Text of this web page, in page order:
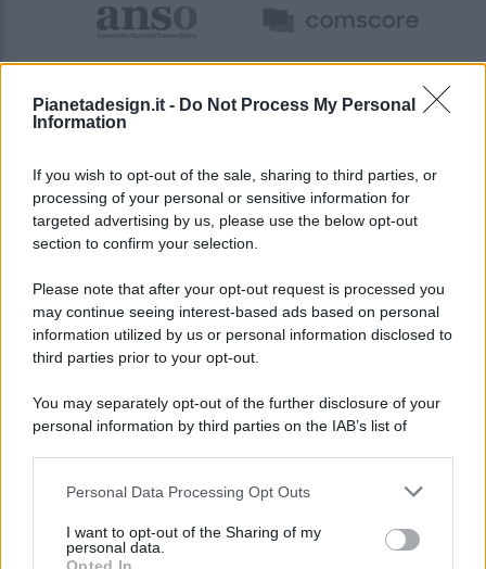
Pianetadesign.it - Do Not Process My Personal
Information
If you wish to opt-out of the sale, sharing to third parties, or
processing of your personal or sensitive information for
targeted advertising by us, please use the below opt-out
section to confirm your selection.
Please note that after your opt-out request is processed you
may continue seeing interest-based ads based on personal
information utilized by us or personal information disclosed to
third parties prior to your opt-out.
You may separately opt-out of the further disclosure of your
personal information by third parties on the IAB’s list of
This information may also be disclosed by us to third parties
disclose it to other third parties.
Personal Data Processing Opt Outs
I want to opt-out of the Sharing of my
personal data.
© 2026 - Pianeta Design - P.IVA 04827280654 - Testata
Registrata Al Tribunale Di Nocera Inferiore N. 8/2020 - RG N.
ISCRIZIONE AL ROC N. 35792 – ISCRITTA ALL’ANSO
(ASSOCIAZIONE NAZIONALE STAMPA ONLINE)
PREFERENZE PRIVACY